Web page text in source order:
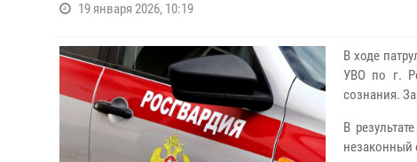
19 января 2026, 10:19
В ходе
УВО по г.
сознания.
В
незаконный